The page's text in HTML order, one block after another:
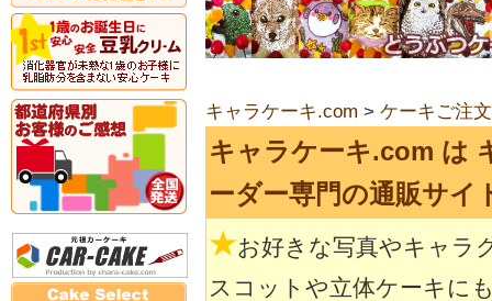
キャラケーキ.com > ケーキご注
キャラケーキ.com は
ーダー専門の通販サイ
★お好きな写真やキャラ
スコットや立体ケーキに